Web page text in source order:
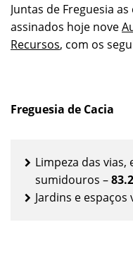
Juntas de Freguesia
assinados hoje nove
Recursos, com os
Freguesia de Cacia
Limpeza das
sumidouros –
Jardins e espaços